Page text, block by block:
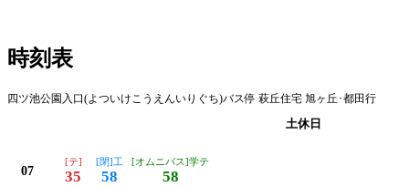
時刻表
四ツ池公園入口(よついけこうえんいりぐち)バス停 萩丘住宅 旭ヶ丘･都田行
土休日
07
[テ]
35
[閉]工
58
[オムニバス]学テ
58